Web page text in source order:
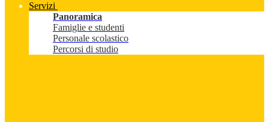
Servizi
Panoramica
Famiglie e studenti
Personale scolastico
Percorsi di studio